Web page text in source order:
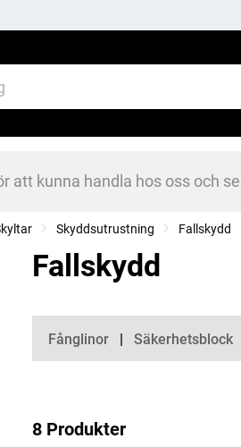
att kunna handla hos oss och
Skyddsutrustning Fallskydd
Fallskydd
Kategorier
Fånglinor Säkerhetsblock
8 Produkter